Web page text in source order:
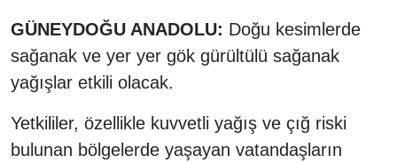
GÜNEYDOĞU ANADOLU: Doğu kesimlerde
sağanak ve yer yer gök gürültülü sağanak
yağışlar etkili olacak.
Yetkililer, özellikle kuvvetli yağış ve çığ riski
bulunan bölgelerde yaşayan vatandaşların